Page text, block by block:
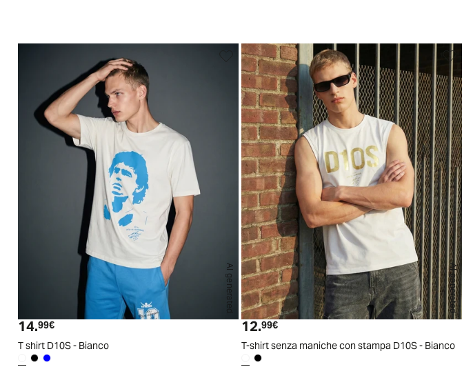
AI generated
XXL
Prezzo attuale
14.99€
T shirt D10S - Bianco
AI generated
SMLXLXXL
Prezzo attuale
12.99€
T-shirt senza maniche con stampa D10S - Bianco